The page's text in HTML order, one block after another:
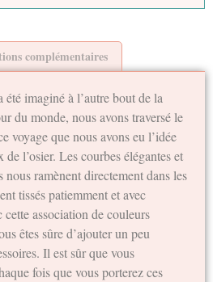
complémentaires
imaginé à l’autre bout de la
du monde, nous avons traversé le
voyage que nous avons eu l’idée
l’osier. Les courbes élégantes et
nous ramènent directement dans les
tissés patiemment et avec
association de couleurs
êtes sûre d’ajouter un peu
Il est sûr que vous
fois que vous porterez ces